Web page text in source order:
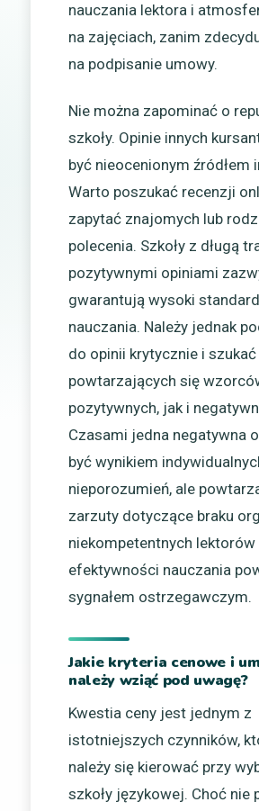
nauczania lektora i
na zajęciach, zanim
na podpisanie umowy.
Nie można zapominać o
szkoły. Opinie innych
być nieocenionym źródłem
Warto poszukać recenzji
zapytać znajomych lub
polecenia. Szkoły z długą
pozytywnymi opiniami
gwarantują wysoki standard
nauczania. Należy jednak
do opinii krytycznie i szukać
powtarzających się
pozytywnych, jak i
Czasami jedna negatywna
być wynikiem
nieporozumień, ale
zarzuty dotyczące braku
niekompetentnych lektorów
efektywności nauczania
sygnałem ostrzegawczym.
Jakie kryteria cenowe i
należy wziąć pod uwagę?
Kwestia ceny jest jednym z
istotniejszych czynników,
należy się kierować przy
szkoły językowej. Choć nie